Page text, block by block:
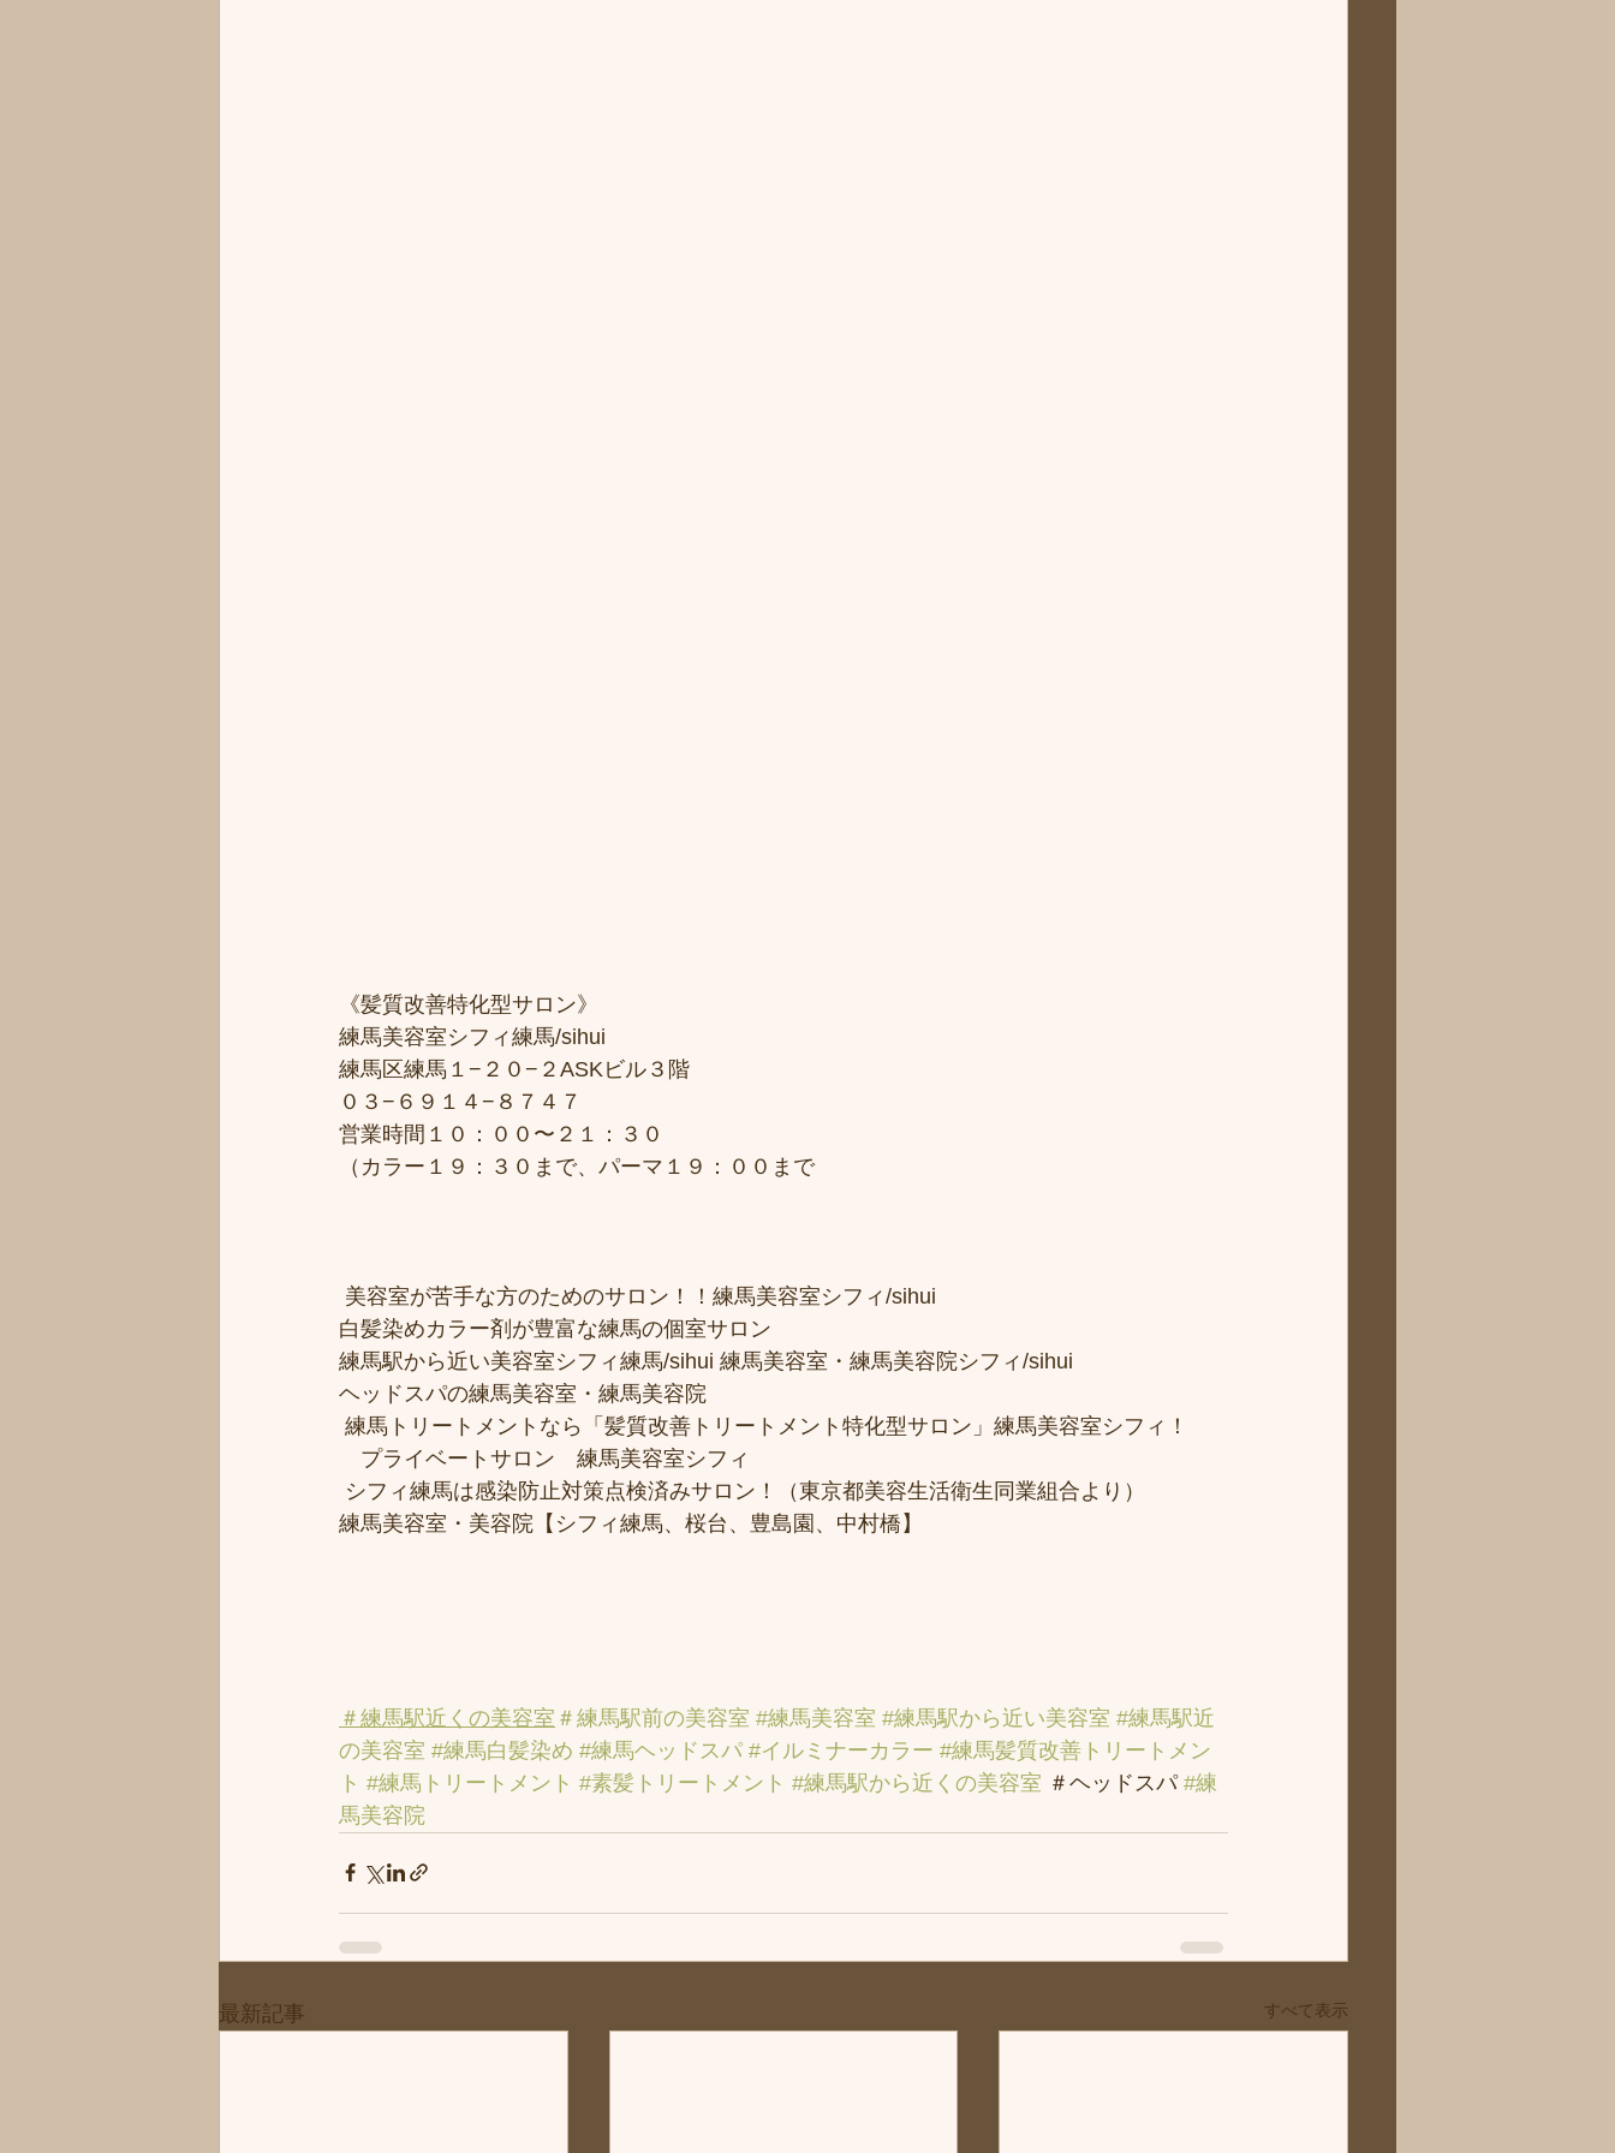
《髪質改善特化型サロン》
練馬美容室シフィ練馬/sihui
練馬区練馬１−２０−２ASKビル３階
０３−６９１４−８７４７
営業時間１０：００〜２１：３０
（カラー１９：３０まで、パーマ１９：００まで
美容室が苦手な方のためのサロン！！練馬美容室シフィ/sihui
白髪染めカラー剤が豊富な練馬の個室サロン
練馬駅から近い美容室シフィ練馬/sihui 練馬美容室・練馬美容院シフィ/sihui
ヘッドスパの練馬美容室・練馬美容院
練馬トリートメントなら「髪質改善トリートメント特化型サロン」練馬美容室シフィ！
プライベートサロン　練馬美容室シフィ
シフィ練馬は感染防止対策点検済みサロン！（東京都美容生活衛生同業組合より）
練馬美容室・美容院【シフィ練馬、桜台、豊島園、中村橋】
＃練馬駅近くの美容室 ＃練馬駅前の美容室 #練馬美容室 #練馬駅から近い美容室 #練馬駅近
の美容室 #練馬白髪染め #練馬ヘッドスパ #イルミナーカラー #練馬髪質改善トリートメン
ト #練馬トリートメント #素髪トリートメント #練馬駅から近くの美容室 ＃ヘッドスパ #練
馬美容院
最新記事 すべて表示